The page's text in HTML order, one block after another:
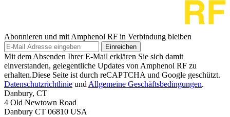
Abonnieren und mit Amphenol RF in Verbindung bleiben
Einreichen
Mit dem Absenden Ihrer E-Mail erklären Sie sich damit
einverstanden, gelegentliche Updates von Amphenol RF zu
erhalten.Diese Seite ist durch reCAPTCHA und Google geschützt.
Datenschutzrichtlinie und Allgemeine Geschäftsbedingungen.
Danbury, CT
4 Old Newtown Road
Danbury CT 06810 USA